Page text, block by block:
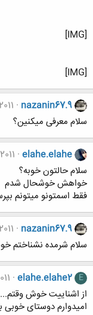
[IMG]
[IMG]
nazanin67.9
سلام معرفی میکنین؟
elahe.elahe
سلام حالتون خوبه؟
خواهش خوشحال شدم
فقط اسمتونو میتونم
nazanin67.9
سلام شرمده نشناختم
E
elahe.elahe2
از اشناییت خوش وقتم...
امیدوارم دوستای خوبی